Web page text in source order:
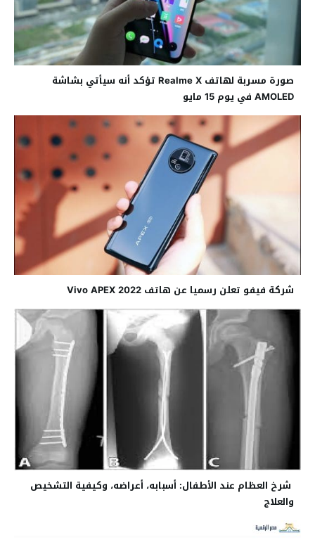
صورة مسربة لهاتف Realme X تؤكد أنه سيأتي بشاشة
AMOLED في يوم 15 مايو
شركة فيفو تعلن رسميا عن هاتف Vivo APEX 2022
شرخ العظام عند الأطفال: أسبابه، أعراضه، وكيفية التشخيص
والعلاج